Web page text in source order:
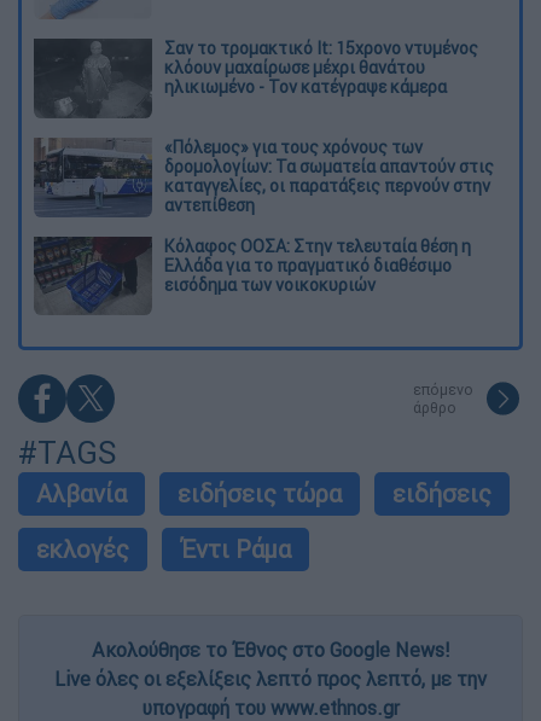
Σαν το τρομακτικό It: 15χρονο ντυμένος
κλόουν μαχαίρωσε μέχρι θανάτου
ηλικιωμένο - Τον κατέγραψε κάμερα
«Πόλεμος» για τους χρόνους των
δρομολογίων: Τα σωματεία απαντούν στις
καταγγελίες, οι παρατάξεις περνούν στην
αντεπίθεση
Κόλαφος ΟΟΣΑ: Στην τελευταία θέση η
Ελλάδα για το πραγματικό διαθέσιμο
εισόδημα των νοικοκυριών
επόμενο
άρθρο
#TAGS
Αλβανία ειδήσεις τώρα
ειδήσεις
εκλογές
Έντι Ράμα
Ακολούθησε το Έθνος στο Google News!
Live όλες οι εξελίξεις λεπτό προς λεπτό, με την
υπογραφή του www.ethnos.gr